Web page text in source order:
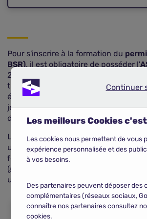
Pour s'inscrire à la formation du
BSR), il est obligatoire de posséder l'
2eme niveau, ou l'
théorique du permis. Les
ASSRsont
établissements scolaires, tandis que l'
jeunes non scolarisés ou en
de 1988.
Les candidats mineurs doivent avoir
une autorisation parentale ou du
formation se déroule dans des
(auto-écoles ou associations) et
un livret de formation à son inscription.
COMPARER LES
Continuer
Les meilleurs Cookies
Les cookies nous permettent de vous
expérience personnalisée et des
à vos besoins.
Des partenaires peuvent déposer des
complémentaires (réseaux sociaux,
connaître nos partenaires consultez
cookies.
Continuer